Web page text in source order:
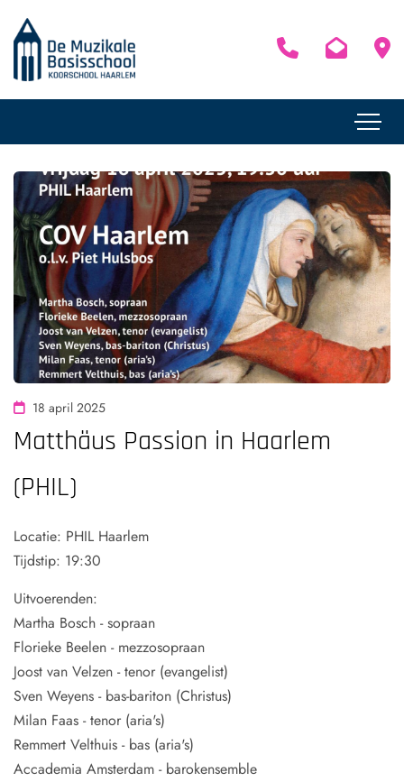
Matthäus Passion in Haarlem
(PHIL)
18 april 2025
Locatie: PHIL Haarlem
Tijdstip: 19:30
Uitvoerenden:
Martha Bosch - sopraan
Florieke Beelen - mezzosopraan
Joost van Velzen - tenor (evangelist)
Sven Weyens - bas-bariton (Christus)
Milan Faas - tenor (aria's)
Remmert Velthuis - bas (aria's)
Accademia Amsterdam - barokensemble